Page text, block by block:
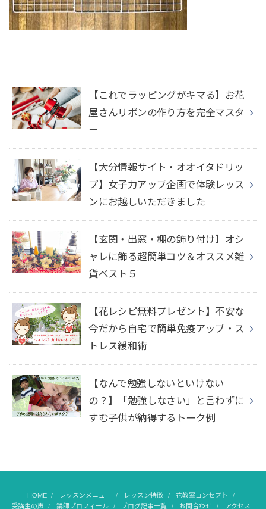
【これでラッピングがキマる】お花
屋さんリボンの作り方を完全マスタ
ー
【大分情報サイト・オオイタドリッ
プ】女子力アップ企画で体験レッス
ンにお越しいただきました
【玄関・出窓・棚の飾り付け】オシ
ャレに飾る超簡単コツ＆オススメ雑
貨ベスト５
【花レシピ無料プレゼント】不安な
今だから自宅で簡単免疫アップ・ス
トレス緩和術
【なんで勉強しないといけない
の？】「勉強しなさい」と言わずに
すむ子供が納得するトーク例
HOME レッスンメニュー レッスン特徴
花教室コンセプト
受講生の声
講師プロフィール ブログ記事一覧 お問合わせ アクセス